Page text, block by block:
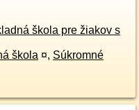
škola pre žiakov s
škola ¤, Súkromné